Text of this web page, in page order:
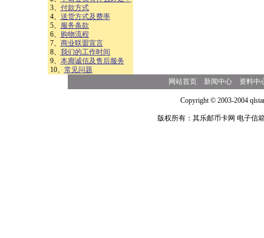
3、 付款方式
4、 送货方式及费率
5、
服务条款
6、
购物流程
7、 商业联盟宣言
8、 我们的工作时间
9、 本廊诚信及售后服务
10、 常见问题
网站首页 新闻中心 资料中
Copyright © 2003-2004
版权所有：其乐邮币卡网 电子信